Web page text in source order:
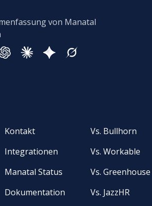
von Manatal
Kontakt
Integrationen
Manatal Status
Dokumentation
Vs. Bullhorn
Vs. Workable
Vs. Greenhouse
Vs. JazzHR